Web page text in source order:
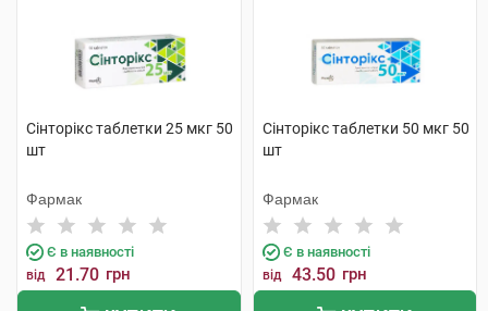
Сінторікс таблетки 25 мкг 50
шт
Фармак
Є в наявності
від 21.70 грн
Сінторікс таблетки 50 мкг 50
шт
Фармак
Є в наявності
від 43.50 грн